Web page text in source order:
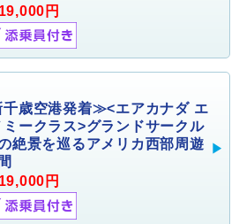
円
歳空港発着≫<エアカナダ エ
ミークラス>グランドサークル
絶景を巡るアメリカ西部周遊
円